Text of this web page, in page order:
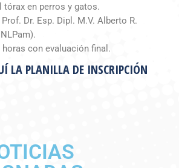
tórax en perros y gatos.
Prof. Dr. Esp. Dipl. M.V. Alberto R.
horas con evaluación final.
LA PLANILLA DE INSCRIPCIÓN